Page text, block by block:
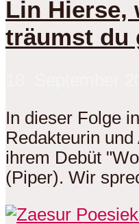
Lin Hierse,
träumst du
In dieser Folge
Redakteurin
ihrem Debüt
(Piper). Wir